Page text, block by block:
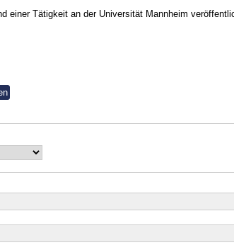
einer Tätigkeit an der Universität Mannheim